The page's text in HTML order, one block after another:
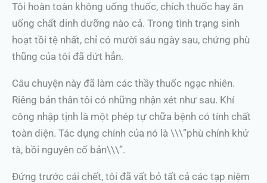
Tôi hoàn toàn không uống thuốc, chích thuốc hay ăn
uống chất dinh dưỡng nào cả. Trong tình trạng sinh
hoạt tồi tệ nhất, chỉ có mười sáu ngày sau, chứng phù
thũng của tôi đã dứt hẳn.
Câu chuyện này đã làm các thầy thuốc ngạc nhiên.
Riêng bản thân tôi có những nhận xét như sau. Khí
công nhập tịnh là một phép tự chữa bệnh có tính chất
toàn diện. Tác dụng chính của nó là \\\”phù chính khử
tà, bồi nguyên cố bản\\\”.
Đứng trước cái chết, tôi đã vất bỏ tất cả các tạp niệm